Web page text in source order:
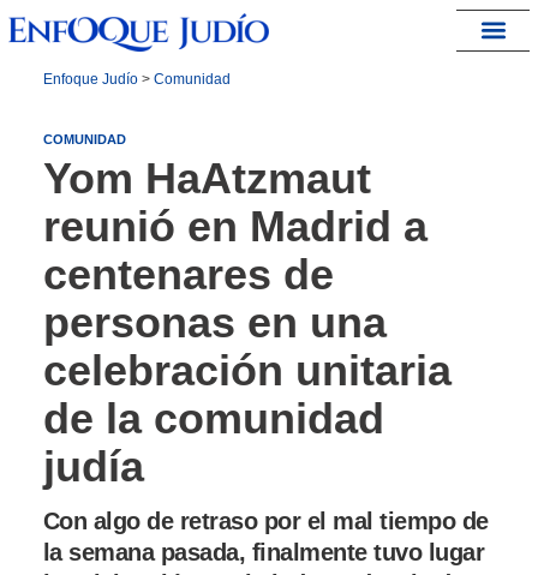
Enfoque Judío> Comunidad
COMUNIDAD
Yom HaAtzmaut
reunió en Madrid a
centenares de
personas en una
celebración unitaria
de la comunidad
judía
Con algo de retraso por el mal tiempo de
la semana pasada, finalmente tuvo lugar